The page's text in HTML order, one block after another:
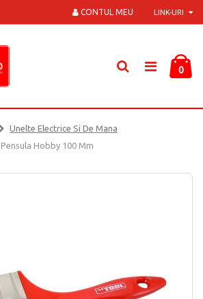
LINK-URI
CONTUL MEU
0
Unelte Electrice Si De Mana
Pensula Hobby 100 Mm